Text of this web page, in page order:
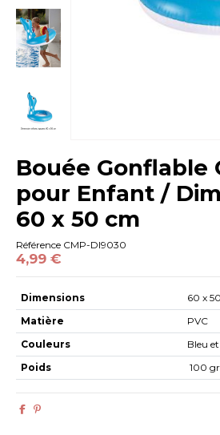
Bouée Gonflable
pour Enfant /
60 x 50 cm
Référence CMP-DI9030
4,99 €
Dimensions
60 x
Matière
PVC
Couleurs
Bleu
Poids
100 gr